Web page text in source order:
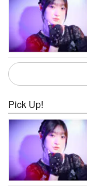
Pick Up!